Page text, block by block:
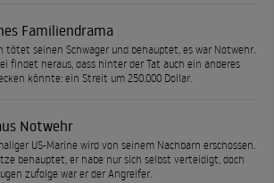
Familiendrama
tötet seinen Schwager und behauptet, es war Notwehr.
findet heraus, dass hinter der Tat auch ein anderes
könnte: ein Streit um 250.000 Dollar.
Notwehr
US-Marine wird von seinem Nachbarn erschossen.
behauptet, er habe nur sich selbst verteidigt, doch
zufolge war er der Angreifer.